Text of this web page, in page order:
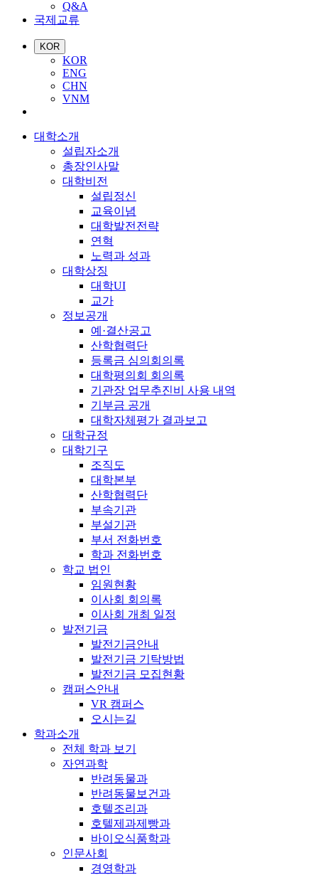
Q&A
국제교류
KOR
KOR
ENG
CHN
VNM
대학소개
설립자소개
총장인사말
대학비전
설립정신
교육이념
대학발전전략
연혁
노력과 성과
대학상징
대학UI
교가
정보공개
예·결산공고
산학협력단
등록금 심의회의록
대학평의회 회의록
기관장 업무추진비 사용 내역
기부금 공개
대학자체평가 결과보고
대학규정
대학기구
조직도
대학본부
산학협력단
부속기관
부설기관
부서 전화번호
학과 전화번호
학교 법인
임원현황
이사회 회의록
이사회 개최 일정
발전기금
발전기금안내
발전기금 기탁방법
발전기금 모집현황
캠퍼스안내
VR 캠퍼스
오시는길
학과소개
전체 학과 보기
자연과학
반려동물과
반려동물보건과
호텔조리과
호텔제과제빵과
바이오식품학과
인문사회
경영학과